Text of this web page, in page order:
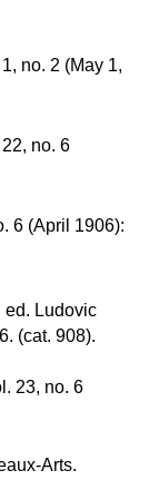
no. 2 (May 1,
no. 6
6 (April 1906):
ed. Ludovic
(cat. 908).
23, no. 6
Arts.